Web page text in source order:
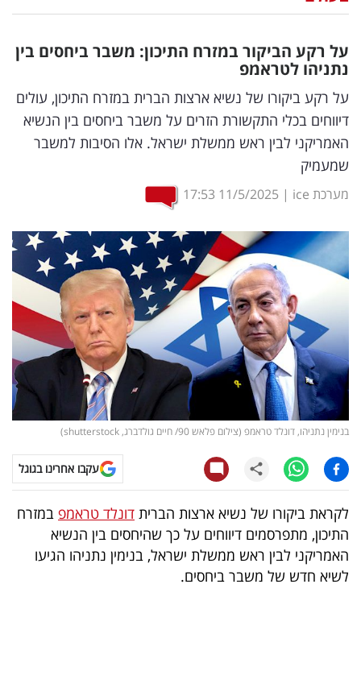
דיגיטל
וטק
שיווק
ופרסום
משפט
מדדים
ומחקרים
רכילות
עסקית
קריפטו
ויראלי
טלוויזיה
עסקי
ספורט
קריירה
על רקע הביקור במזרח התיכון: משבר ביחסים בין
נתניהו לטראמפ
על רקע ביקורו של נשיא ארצות הברית במזרח התיכון, עולים
דיווחים בכלי התקשורת הזרים על משבר ביחסים בין הנשיא
האמריקני לבין ראש ממשלת ישראל. אלו הסיבות למשבר
שמעמיק
מערכת ice |
11/5/2025
17:53
בנימין נתניהו, דונלד טראמפ (צילום פלאש 90/ חיים גולדברג, shutterstock)
עקבו אחרינו בגוגל
לקראת ביקורו של נשיא ארצות הברית דונלד טראמפ במזרח
התיכון, מתפרסמים דיווחים על כך שהיחסים בין הנשיא
האמריקני לבין ראש ממשלת ישראל, בנימין נתניהו הגיעו
לשיא חדש של משבר ביחסים.